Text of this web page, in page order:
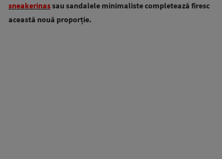
sneakerinassau sandalele minimaliste completează firesc
această nouă proporție.